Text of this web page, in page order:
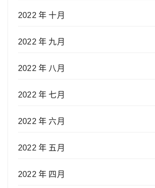
2022 年 十月
2022 年 九月
2022 年 八月
2022 年 七月
2022 年 六月
2022 年 五月
2022 年 四月